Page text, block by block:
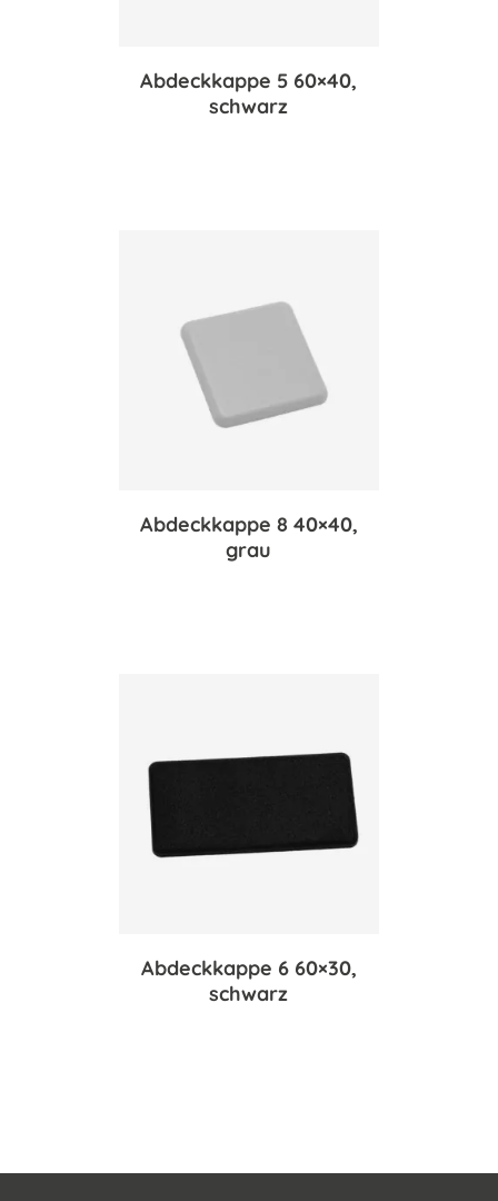
Abdeckkappe 5 60×40,
schwarz
Abdeckkappe 8 40×40,
grau
Abdeckkappe 6 60×30,
schwarz